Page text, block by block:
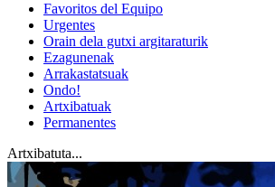
Favoritos del Equipo
Urgentes
Orain dela gutxi argitaraturik
Ezagunenak
Arrakastatsuak
Ondo!
Artxibatuak
Permanentes
Artxibatuta...